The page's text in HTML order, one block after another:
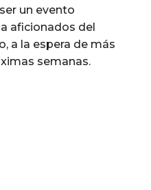
un evento
aficionados del
a la espera de más
semanas.